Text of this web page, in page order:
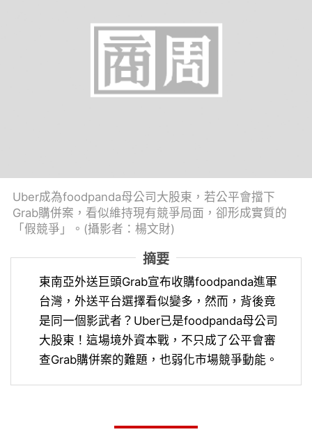
Uber成為foodpanda母公司大股東，若公平會擋下
Grab購併案，看似維持現有競爭局面，卻形成實質的
「假競爭」。(攝影者：楊文財)
摘要
東南亞外送巨頭Grab宣布收購foodpanda進軍
台灣，外送平台選擇看似變多，然而，背後竟
是同一個影武者？Uber已是foodpanda母公司
大股東！這場境外資本戰，不只成了公平會審
查Grab購併案的難題，也弱化市場競爭動能。